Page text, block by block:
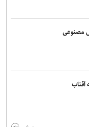
در دریا را تغییر
مصنوعی
آفتاب